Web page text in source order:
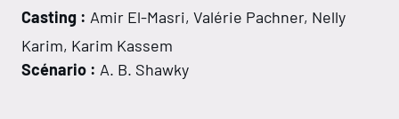
Casting : Amir El-Masri, Valérie Pachner, Nelly
Karim, Karim Kassem
Scénario : A. B. Shawky